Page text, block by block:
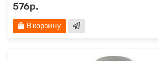
576р.
В корзину